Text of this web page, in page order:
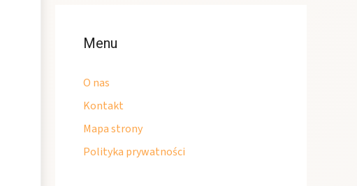
Menu
O nas
Kontakt
Mapa strony
Polityka prywatności